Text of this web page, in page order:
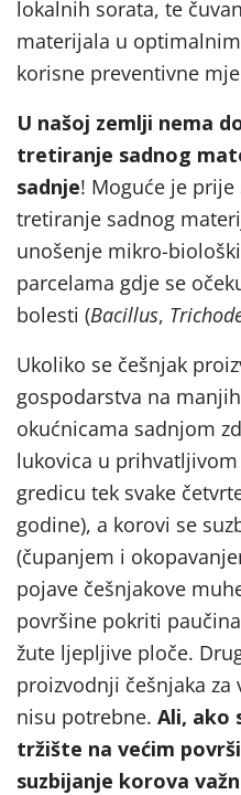
lokalnih sorata, te
materijala u
korisne preventivne
U našoj zemlji nema
tretiranje sadnog
sadnje! Moguće je
tretiranje sadnog
unošenje mikro-
parcelama gdje se
bolesti (Bacillus,
Ukoliko se češnjak
gospodarstva na
okućnicama sadnjom
lukovica u
gredicu tek svake
godine), a korovi se
(čupanjem i
pojave češnjakove
površine pokriti
žute ljepljive ploče.
proizvodnji češnjaka
nisu potrebne. Ali, ako
tržište na većim
suzbijanje korova